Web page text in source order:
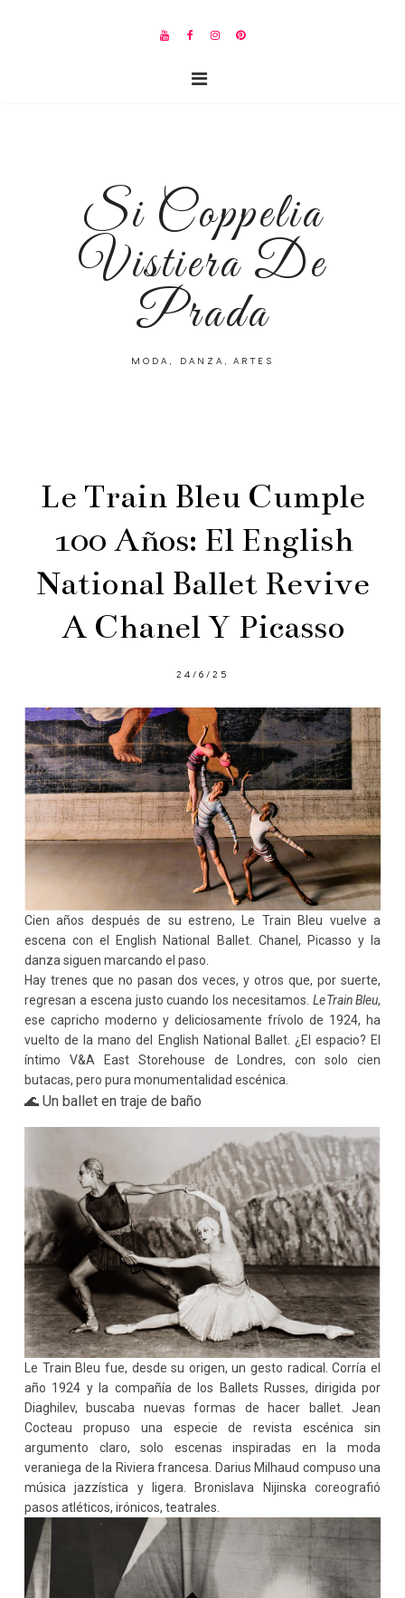
Si Coppelia
Vistiera De
Prada
MODA, DANZA, ARTES
Le Train Bleu Cumple
100 Años: El English
National Ballet Revive
A Chanel Y Picasso
24/6/25
Cien años después de su estreno, Le Train Bleu vuelve a
escena con el English National Ballet. Chanel, Picasso y la
danza siguen marcando el paso.
Hay trenes que no pasan dos veces, y otros que, por suerte,
regresan a escena justo cuando los necesitamos. Le Train Bleu,
ese capricho moderno y deliciosamente frívolo de 1924, ha
vuelto de la mano del English National Ballet. ¿El espacio? El
íntimo V&A East Storehouse de Londres, con solo cien
butacas, pero pura monumentalidad escénica.
🌊 Un ballet en traje de baño
Le Train Bleu fue, desde su origen, un gesto radical. Corría el
año 1924 y la compañía de los Ballets Russes, dirigida por
Diaghilev, buscaba nuevas formas de hacer ballet. Jean
Cocteau propuso una especie de revista escénica sin
argumento claro, solo escenas inspiradas en la moda
veraniega de la Riviera francesa. Darius Milhaud compuso una
música jazzística y ligera. Bronislava Nijinska coreografió
pasos atléticos, irónicos, teatrales.